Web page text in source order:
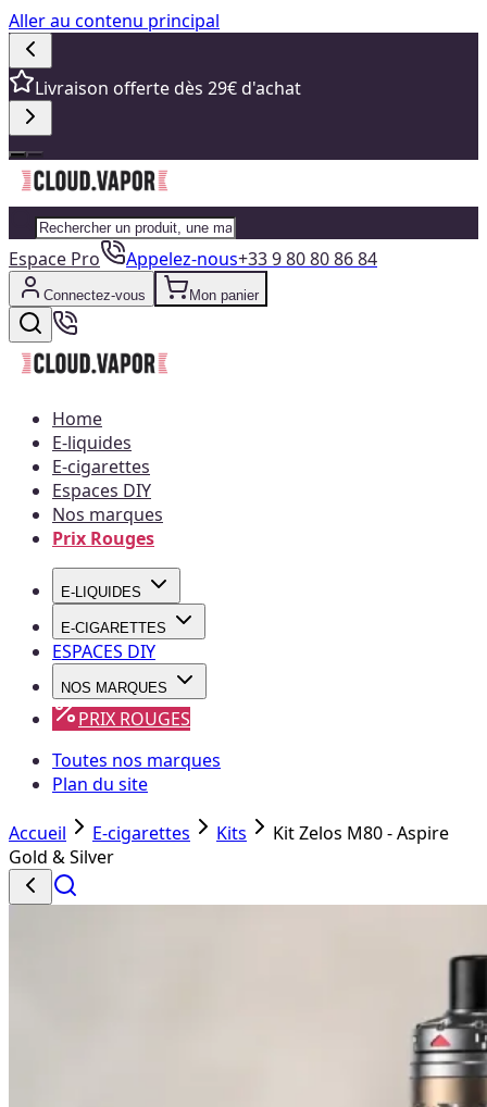
Aller au contenu principal
Livraison offerte dès 29€ d'achat
Espace Pro Appelez-nous+33 9 80 80 86 84
Connectez-vous Mon panier
Home
E-liquides
E-cigarettes
Espaces DIY
Nos marques
Prix Rouges
E-LIQUIDES
E-CIGARETTES
ESPACES DIY
NOS MARQUES
PRIX ROUGES
Toutes nos marques
Plan du site
Accueil E-cigarettes Kits
Kit Zelos M80 - Aspire
Gold & Silver